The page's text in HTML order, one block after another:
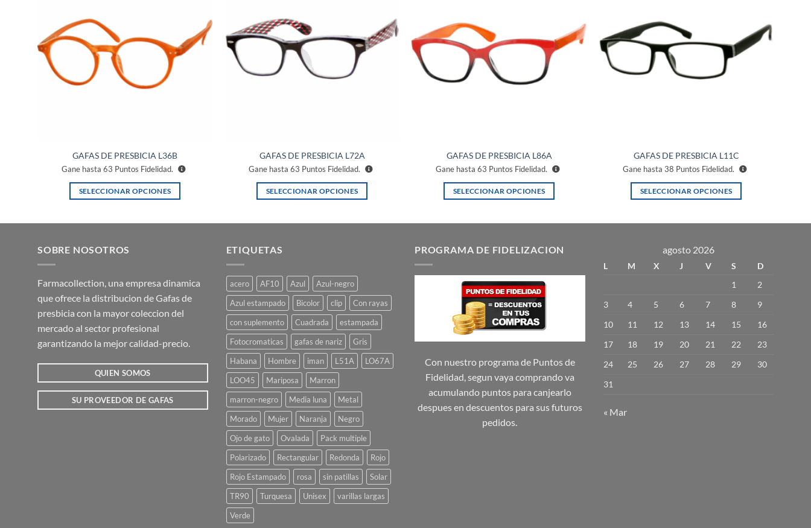
GAFAS DE PRESBICIA L36B
Gane hasta 63 Puntos Fidelidad.
SELECCIONAR OPCIONES
múltiples
opciones
se
pueden
elegir
en
página
producto
deseos
GAFAS DE PRESBICIA L72A
Gane hasta 63 Puntos Fidelidad.
SELECCIONAR OPCIONES
Las
opciones
se
pueden
elegir
en
la
página
de
producto
GAFAS DE PRESBICIA L86A
Gane hasta 63 Puntos Fidelidad.
SELECCIONAR OPCIONES
múltiples
Las
opciones
se
pueden
elegir
en
la
producto
deseos
GAFAS DE PRESBICIA L11C
Gane hasta 38 Puntos Fidelidad.
SELECCIONAR OPCIONES
múltiples
variantes.
elegir
en
SOBRE NOSOTROS
Farmacollection, una empresa dinamica
que ofrece la distribucion de Gafas de
presbicia con la mayor coleccion del
mercado al sector profesional
garantizando la mejor calidad-precio.
QUIEN SOMOS
SU PROVEEDOR DE GAFAS
ETIQUETAS
acero AF10 Azul
Azul-negro
Azul estampado
Bicolor clip
Con rayas
con suplemento
Cuadrada
estampada
Fotocromaticas
gafas de nariz
Gris
Habana
Hombre iman L51A
LO67A
LOO45
Mariposa
Marron
marron-negro
Media luna
Metal
Morado
Mujer Naranja
Negro
Ojo de gato
Ovalada
Pack multiple
Polarizado
Rectangular Redonda
Rojo
Rojo Estampado
rosa sin patillas
Solar
TR90
Turquesa Unisex
varillas largas
Verde
PROGRAMA DE FIDELIZACION
Con nuestro programa de Puntos de
Fidelidad, segun vaya comprando va
acumulando puntos para canjearlo
despues en descuentos para sus futuros
pedidos.
agosto 2026
L M X J V S
D
1
2
3
4 5 6 7 8
9
10
11 12 13 14 15
16
17
18 19 20 21 22
23
24
25 26 27 28 29
30
31
« Mar